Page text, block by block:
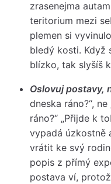
zrasenejma
teritorium mezi
plemen si
bledý kosti. Když
blízko, tak slyšíš
Oslovuj postavy,
dneska ráno?“,
ráno?“ „Přijde k
vypadá úzkostně
vrátit ke svý
popis z přímý
postava ví,